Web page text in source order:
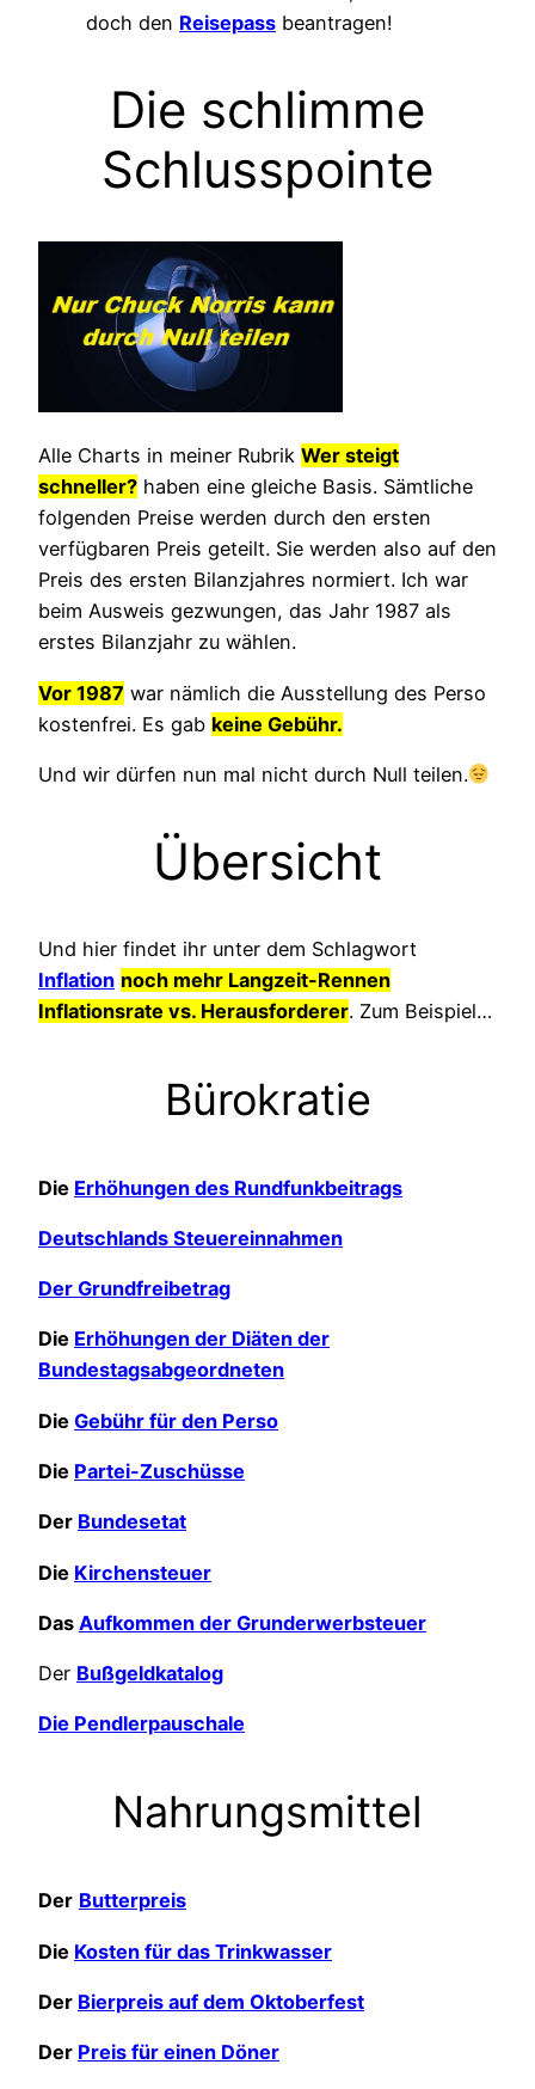
doch den Reisepass beantragen!
Die schlimme
Schlusspointe
Alle Charts in meiner Rubrik Wer steigt
schneller? haben eine gleiche Basis. Sämtliche
folgenden Preise werden durch den ersten
verfügbaren Preis geteilt. Sie werden also auf den
Preis des ersten Bilanzjahres normiert. Ich war
beim Ausweis gezwungen, das Jahr 1987 als
erstes Bilanzjahr zu wählen.
Vor 1987 war nämlich die Ausstellung des Perso
kostenfrei. Es gab keine Gebühr.
Und wir dürfen nun mal nicht durch Null teilen.
Übersicht
Und hier findet ihr unter dem Schlagwort
Inflation noch mehr Langzeit-Rennen
Inflationsrate vs. Herausforderer. Zum Beispiel…
Bürokratie
Die Erhöhungen des Rundfunkbeitrags
Deutschlands Steuereinnahmen
Der Grundfreibetrag
Die Erhöhungen der Diäten der
Bundestagsabgeordneten
Die Gebühr für den Perso
Die Partei-Zuschüsse
Der Bundesetat
Die Kirchensteuer
Das Aufkommen der Grunderwerbsteuer
Der Bußgeldkatalog
Die Pendlerpauschale
Nahrungsmittel
Der Butterpreis
Die Kosten für das Trinkwasser
Der Bierpreis auf dem Oktoberfest
Der Preis für einen Döner